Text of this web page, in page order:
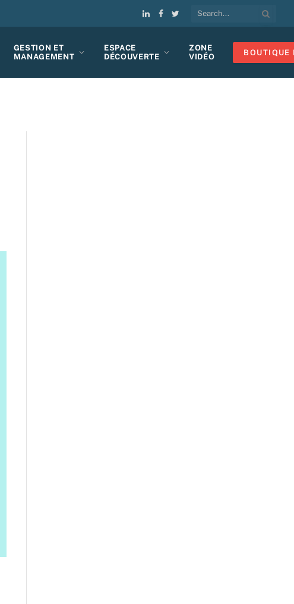
LinkedIn
Facebook
Twitter
GESTION ET
MANAGEMENT
ESPACE
DÉCOUVERTE
ZONE
VIDÉO
BOUTIQUE